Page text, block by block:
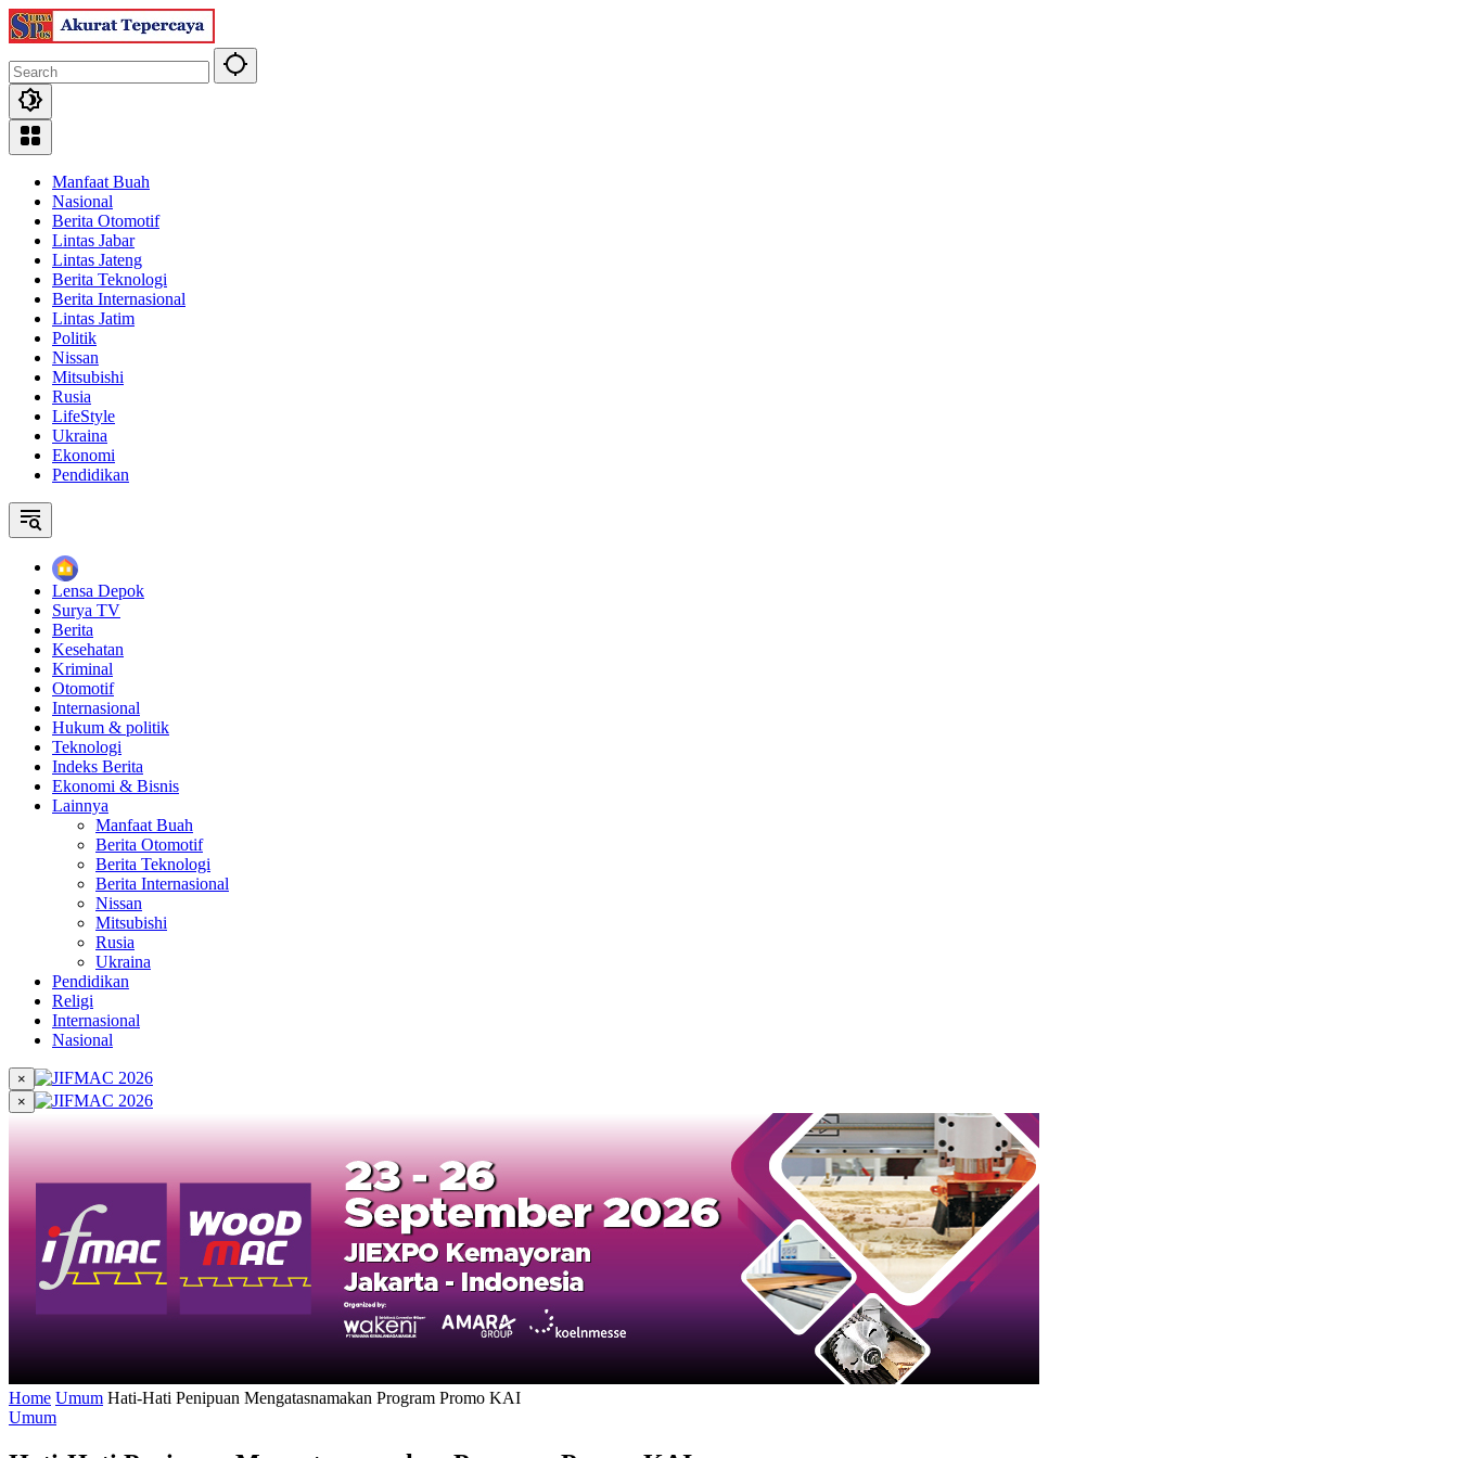
Skip
to
Manfaat Buah
Nasional
Berita Otomotif
Lintas Jabar
Lintas Jateng
Berita Teknologi
Berita Internasional
Lintas Jatim
Politik
Nissan
Mitsubishi
Rusia
LifeStyle
Ukraina
Ekonomi
Pendidikan
Home
Lensa Depok
Surya TV
Berita
Kesehatan
Kriminal
Otomotif
Internasional
Hukum & politik
Teknologi
Indeks Berita
Ekonomi & Bisnis
Lainnya
Manfaat Buah
Berita Otomotif
Berita Teknologi
Berita Internasional
Nissan
Mitsubishi
Rusia
Ukraina
Pendidikan
Religi
Internasional
Nasional
×
×
Home Umum Hati-Hati Penipuan Mengatasnamakan Program Promo KAI
Umum